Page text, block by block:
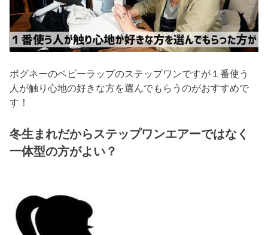
ポグネーのベビーラップのステップワンですが１番使う
人が触り心地の好きな方を選んでもらうのがおすすめで
す！
冬生まれだからステップワンエアーではなく
一体型の方がよい？